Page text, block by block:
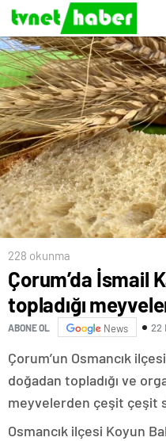
228 okunma
Çorum’da İsmail
topladığı
ABONE OL News 22
Çorum’un Osmancık
doğadan topladığı ve
meyvelerden çeşit çeşit
Osmancık ilçesi Koyun